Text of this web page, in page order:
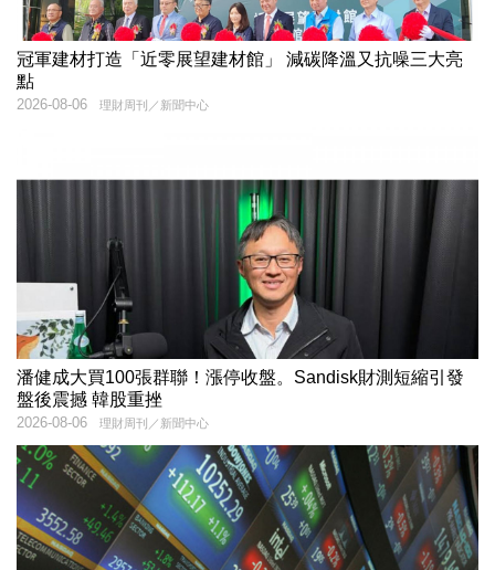
冠軍建材打造「近零展望建材館」 減碳降溫又抗噪三大亮
點
理財周刊／新聞中心
2026-08-06
潘健成大買100張群聯！漲停收盤。Sandisk財測短縮引發
盤後震撼 韓股重挫
理財周刊／新聞中心
2026-08-06